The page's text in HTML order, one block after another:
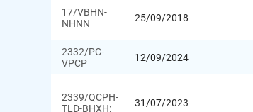
17/VBHN-
NHNN
25/09/2018
2332/PC-
VPCP
12/09/2024
2339/QCPH-
TLĐ-BHXH:
31/07/2023